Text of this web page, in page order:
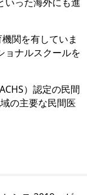
関を有していま
ョナルスクールを
）認定の民間
の主要な民間医